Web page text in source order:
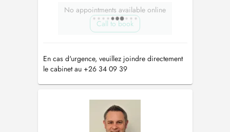
No appointments available online
Call to book
En cas d'urgence, veuillez joindre directement
le cabinet au +26 34 09 39